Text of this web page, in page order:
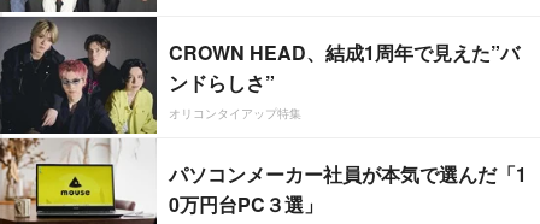
CROWN HEAD、結成1周年で見えた”バ
ンドらしさ”
オリコンタイアップ特集
パソコンメーカー社員が本気で選んだ「1
0万円台PC３選」